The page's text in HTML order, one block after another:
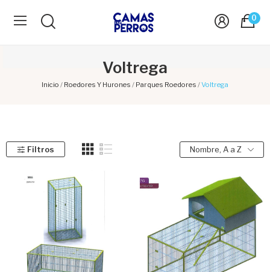
0
Voltrega
Inicio Roedores Y Hurones Parques Roedores Voltrega
Filtros Nombre, A a Z